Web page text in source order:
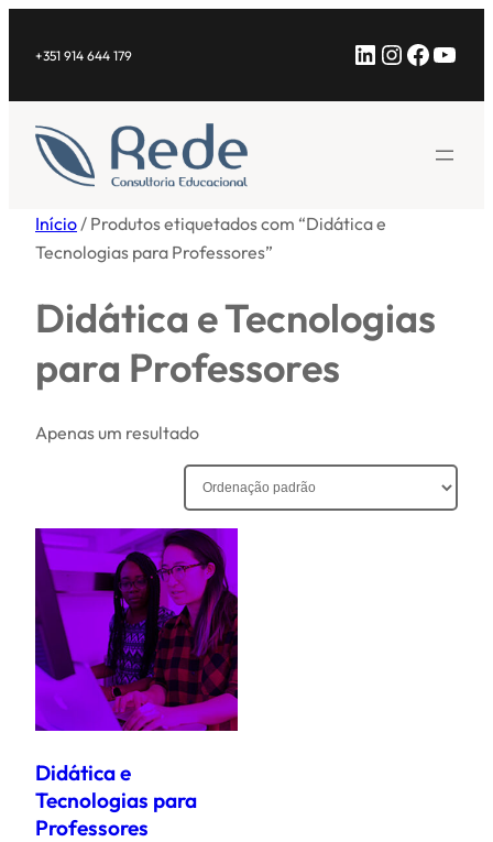
para
conteúdo
+351 914 644 179 LinkedIn
Início / Produtos etiquetados com “Didática e
Tecnologias para Professores”
Didática e Tecnologias
para Professores
Apenas um resultado
Didática e
Tecnologias para
Professores